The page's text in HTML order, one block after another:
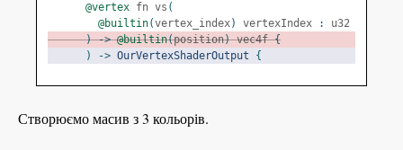
@vertex fn vs (
@builtin(vertex_index) vertexIndex :
u32
) -> @builtin(position) vec4f {
)
-> OurVertexShaderOutput {
Створюємо масив з 3 кольорів.